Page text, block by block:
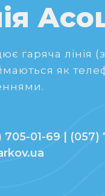
гаряча лінія
як
01-69 | (057)